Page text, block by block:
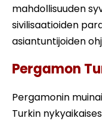
mahdollisuuden
sivilisaatioiden
asiantuntijoiden
Pergamon
Pergamonin
Turkin